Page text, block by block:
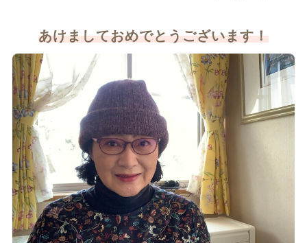
あけましておめでとうございます！